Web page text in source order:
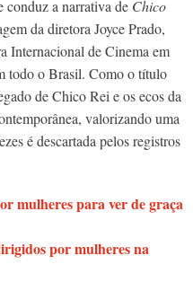
conduz a narrativa de Chico
da diretora Joyce Prado,
Internacional de Cinema em
todo o Brasil. Como o título
de Chico Rei e os ecos da
valorizando uma
é descartada pelos registros
mulheres para ver de graça
por mulheres na